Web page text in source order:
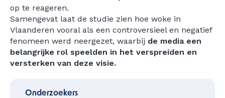
op te reageren.
Samengevat laat de studie zien hoe woke in
Vlaanderen vooral als een controversieel en negatief
fenomeen werd neergezet, waarbij de media een
belangrijke rol speelden in het verspreiden en
versterken van deze visie.
Onderzoekers